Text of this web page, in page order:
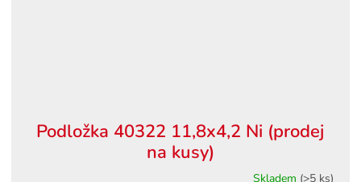
Podložka 40322 11,8x4,2 Ni (prodej
na kusy)
Skladem (>5 ks)